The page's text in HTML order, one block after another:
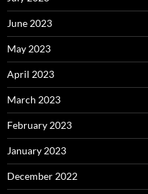
June 2023
May 2023
April 2023
March 2023
February 2023
January 2023
December 2022